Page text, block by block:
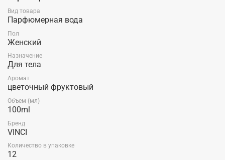
Вид товара
Парфюмерная вода
Пол
Женский
Назначение
Для тела
Аромат
цветочный фруктовый
Объем (мл)
100ml
Бренд
VINCI
Количество в упаковке
12